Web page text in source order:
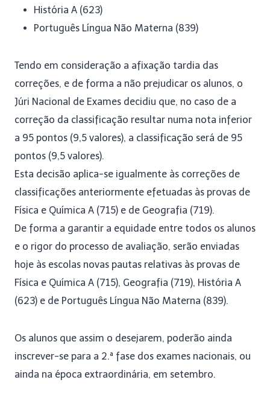
História A (623)
Português Língua Não Materna (839)
Tendo em consideração a afixação tardia das
correções, e de forma a não prejudicar os alunos, o
Júri Nacional de Exames decidiu que, no caso de a
correção da classificação resultar numa nota inferior
a 95 pontos (9,5 valores), a classificação será de 95
pontos (9,5 valores).
Esta decisão aplica-se igualmente às correções de
classificações anteriormente efetuadas às provas de
Física e Química A (715) e de Geografia (719).
De forma a garantir a equidade entre todos os alunos
e o rigor do processo de avaliação, serão enviadas
hoje às escolas novas pautas relativas às provas de
Física e Química A (715), Geografia (719), História A
(623) e de Português Língua Não Materna (839).
Os alunos que assim o desejarem, poderão ainda
inscrever-se para a 2.ª fase dos exames nacionais, ou
ainda na época extraordinária, em setembro.